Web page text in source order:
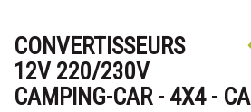
CONVERTISSEURS
12V 220/230V
CAMPING-CAR - 4X4 -